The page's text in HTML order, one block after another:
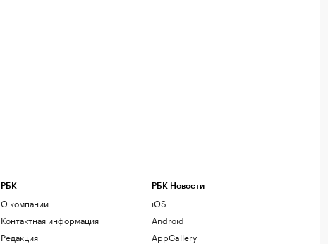
РБК
О компании
Контактная информация
Редакция
РБК Новости
iOS
Android
AppGallery